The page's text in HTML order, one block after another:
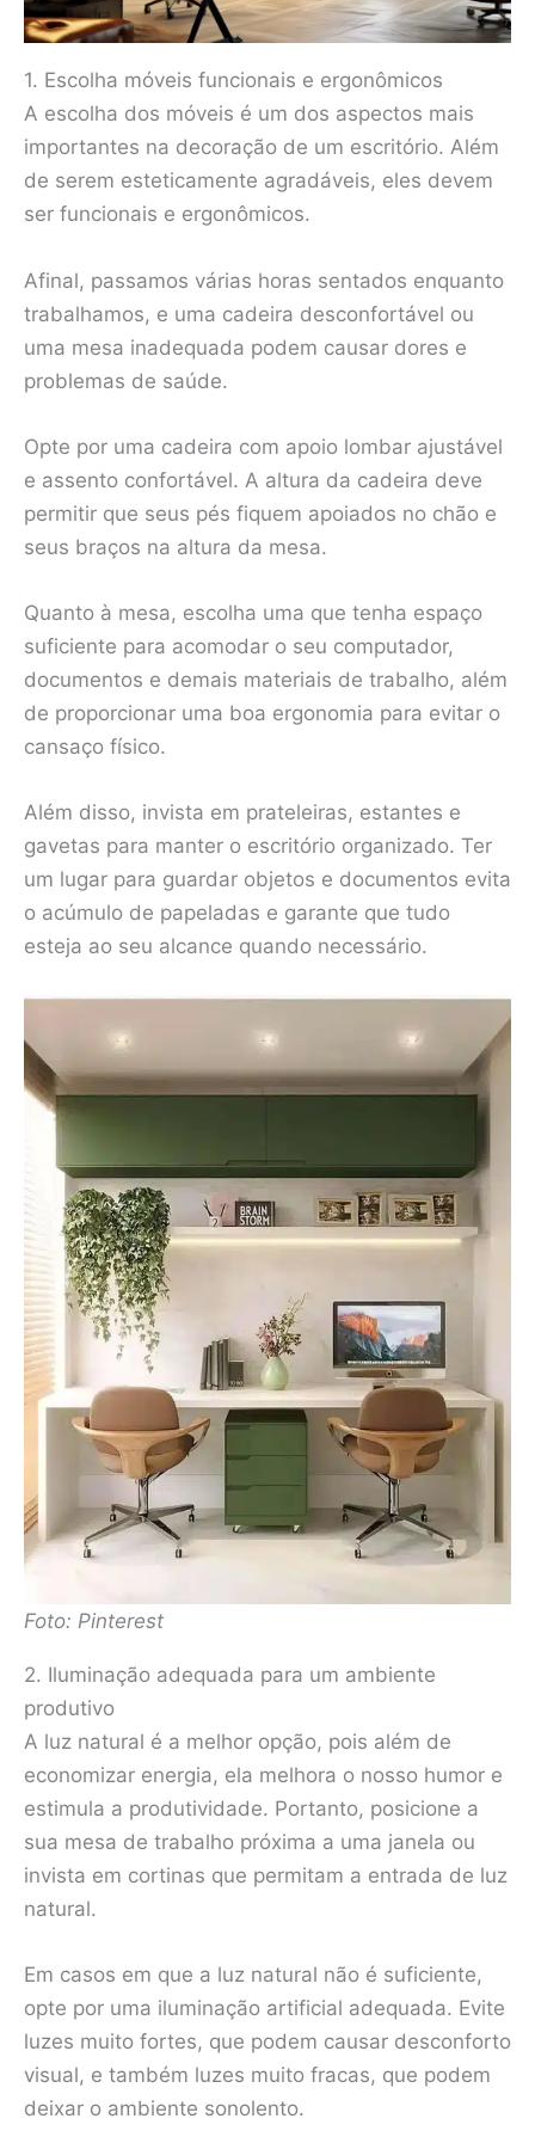
1. Escolha móveis funcionais e ergonômicos
A escolha dos móveis é um dos aspectos mais
importantes na decoração de um escritório. Além
de serem esteticamente agradáveis, eles devem
ser funcionais e ergonômicos.
Afinal, passamos várias horas sentados enquanto
trabalhamos, e uma cadeira desconfortável ou
uma mesa inadequada podem causar dores e
problemas de saúde.
Opte por uma cadeira com apoio lombar ajustável
e assento confortável. A altura da cadeira deve
permitir que seus pés fiquem apoiados no chão e
seus braços na altura da mesa.
Quanto à mesa, escolha uma que tenha espaço
suficiente para acomodar o seu computador,
documentos e demais materiais de trabalho, além
de proporcionar uma boa ergonomia para evitar o
cansaço físico.
Além disso, invista em prateleiras, estantes e
gavetas para manter o escritório organizado. Ter
um lugar para guardar objetos e documentos evita
o acúmulo de papeladas e garante que tudo
esteja ao seu alcance quando necessário.
Foto: Pinterest
2. Iluminação adequada para um ambiente
produtivo
A luz natural é a melhor opção, pois além de
economizar energia, ela melhora o nosso humor e
estimula a produtividade. Portanto, posicione a
sua mesa de trabalho próxima a uma janela ou
invista em cortinas que permitam a entrada de luz
natural.
Em casos em que a luz natural não é suficiente,
opte por uma iluminação artificial adequada. Evite
luzes muito fortes, que podem causar desconforto
visual, e também luzes muito fracas, que podem
deixar o ambiente sonolento.